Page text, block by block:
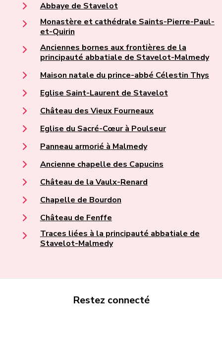
Abbaye de Stavelot
Monastère et cathédrale Saints-Pierre-Paul-
et-Quirin
Anciennes bornes aux frontières de la
principauté abbatiale de Stavelot-Malmedy
Maison natale du prince-abbé Célestin Thys
Eglise Saint-Laurent de Stavelot
Château des Vieux Fourneaux
Eglise du Sacré-Cœur à Poulseur
Panneau armorié à Malmedy
Ancienne chapelle des Capucins
Château de la Vaulx-Renard
Chapelle de Bourdon
Château de Fenffe
Traces liées à la principauté abbatiale de
Stavelot-Malmedy
Restez connecté